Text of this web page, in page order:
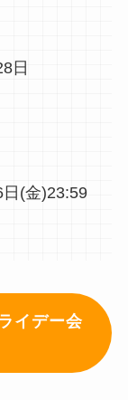
日
(金)23:59
イデー会